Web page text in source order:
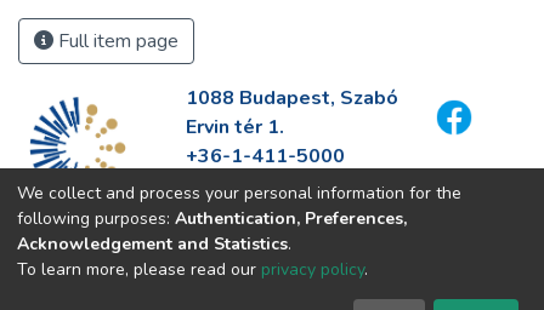
Full item page
1088 Budapest, Szabó
Ervin tér 1.
+36-1-411-5000
info@fszek.hu
https://fszek.hu
We collect and process your personal information for the
following purposes: Authentication, Preferences,
Acknowledgement and Statistics.
To learn more, please read our privacy policy.